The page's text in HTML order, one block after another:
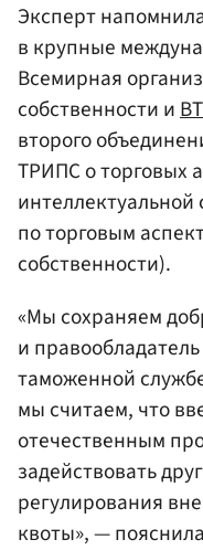
Эксперт
в крупные
Всемирная
собственности и
второго
ТРИПС о торговых
по торговым
собственности).
«Мы сохраняем
и
таможенной
мы считаем, что
отечественным
задействовать
регулирования
квоты», —